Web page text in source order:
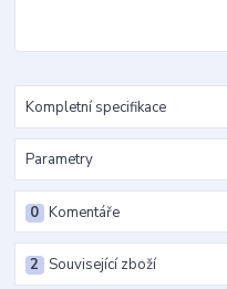
Kompletní specifikace
Parametry
Komentáře
0
Související zboží
2